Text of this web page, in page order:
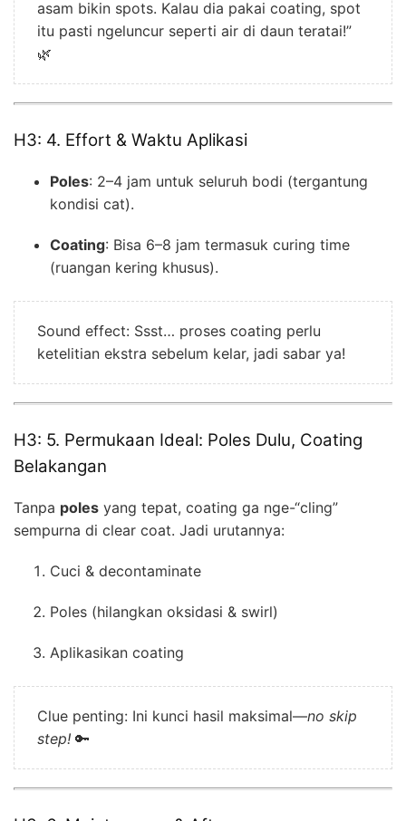
asam bikin spots. Kalau dia pakai coating, spot
itu pasti ngeluncur seperti air di daun teratai!”
🌿
H3: 4. Effort & Waktu Aplikasi
Poles: 2–4 jam untuk seluruh bodi (tergantung
kondisi cat).
Coating: Bisa 6–8 jam termasuk curing time
(ruangan kering khusus).
Sound effect: Ssst… proses coating perlu
ketelitian ekstra sebelum kelar, jadi sabar ya!
H3: 5. Permukaan Ideal: Poles Dulu, Coating
Belakangan
Tanpa poles yang tepat, coating ga nge-“cling”
sempurna di clear coat. Jadi urutannya:
Cuci & decontaminate
Poles (hilangkan oksidasi & swirl)
Aplikasikan coating
Clue penting: Ini kunci hasil maksimal—no skip
step! 🔑